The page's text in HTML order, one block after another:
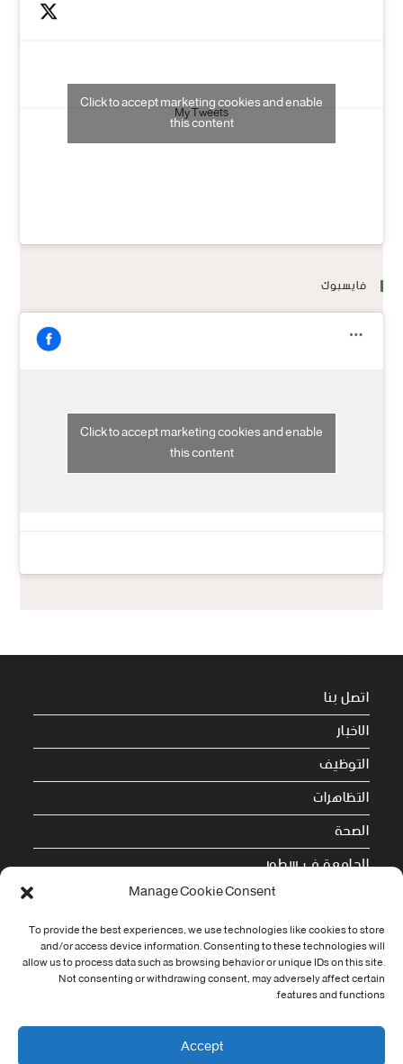
Manage Cookie Consent
To provide the best experiences, we use technologies like cookies to store
and/or access device information. Consenting to these technologies will
allow us to process data such as browsing behavior or unique IDs on this site.
Not consenting or withdrawing consent, may adversely affect certain
features and functions.
Accept
My Tweets
Click to accept marketing cookies and enable
this content
فايسبوك
Click to accept marketing cookies and enable
this content
اتصل بنا
الاخبار
التوظيف
التظاهرات
الصحة
الجامعة في سطور
Cookie Policy (EU)
معلومات الاتصال
Address:
جامعة العربي التبسي طريق قسنطينة - تبسة